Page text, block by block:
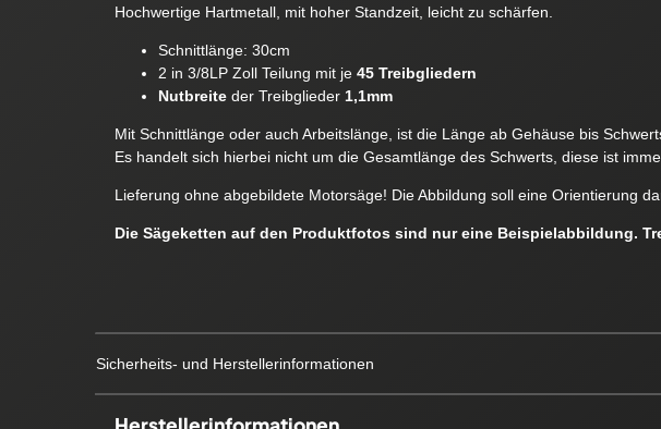
Hochwertige Hartmetall, mit hoher Standzeit, leicht zu schärfen.
Schnittlänge: 30cm
2 in 3/8LP Zoll Teilung mit je 45 Treibgliedern
Nutbreiteder Treibglieder 1,1mm
Mit Schnittlänge oder auch Arbeitslänge, ist die Länge ab Gehäuse bis
Es handelt sich hierbei nicht um die Gesamtlänge des Schwerts, diese ist
Lieferung ohne abgebildete Motorsäge! Die Abbildung soll eine Orientierung
Die Sägeketten auf den Produktfotos sind nur eine Beispielabbildung.
Sicherheits- und Herstellerinformationen